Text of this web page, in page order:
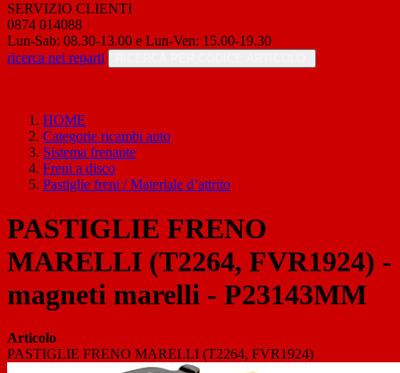
SERVIZIO CLIENTI
0874 014088
Lun-Sab: 08.30-13.00 e Lun-Ven: 15.00-19.30
ricerca nei reparti
HOME
Categorie ricambi auto
Sistema frenante
Freni a disco
Pastiglie freni / Materiale d’attrito
PASTIGLIE FRENO
MARELLI (T2264, FVR1924) -
magneti marelli - P23143MM
Articolo
PASTIGLIE FRENO MARELLI (T2264, FVR1924)